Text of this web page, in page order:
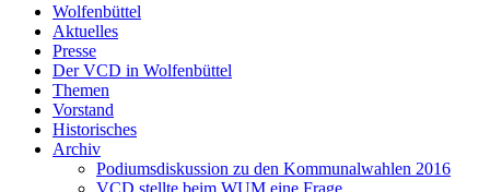
Wolfenbüttel
Aktuelles
Presse
Der VCD in Wolfenbüttel
Themen
Vorstand
Historisches
Archiv
Podiumsdiskussion zu den Kommunalwahlen 2016
VCD stellte beim WUM eine Frage